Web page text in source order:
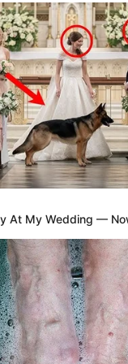
Και ταυτόχρονα
άλλη άκρη του
εμείς είμαστε
δεν βλέπουμε
μας “για το καλό
ένα μετά το άλλο από
ΗΠΑ αποχωρούν
Υγείας
ΠΡΟΣΠΑΘΕΙΑ
ΑΥΤΟ ΤΟ
ΚΑΝΟΝΤΑΣ ΜΙΑ
ΤΟ ΚΟΥΜΠΙ
εδώ να τονίσω ότι
με το
το κουτί που
At My Wedding —